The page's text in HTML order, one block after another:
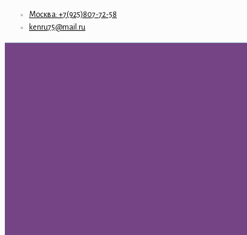
Москва: +7(925)807-72-58
kenru75@mail.ru